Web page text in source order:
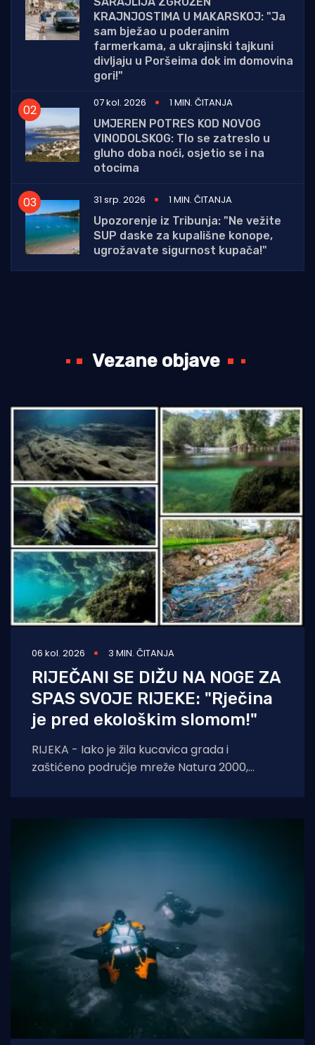
KRAJNJOSTIMA U MAKARSKOJ: "Ja
sam bježao u poderanim
farmerkama, a ukrajinski tajkuni
divljaju u Poršeima dok im domovina
gori!"
07 kol. 2026
1 MIN. ČITANJA
UMJEREN POTRES KOD NOVOG
VINODOLSKOG: Tlo se zatreslo u
gluho doba noći, osjetio se i na
otocima
31 srp. 2026
1 MIN. ČITANJA
Upozorenje iz Tribunja: "Ne vežite
SUP daske za kupališne konope,
ugrožavate sigurnost kupača!"
Vezane objave
06 kol. 2026 3 MIN. ČITANJA
RIJEČANI SE DIŽU NA NOGE ZA
SPAS SVOJE RIJEKE: "Rječina
je pred ekološkim slomom!"
RIJEKA - Iako je žila kucavica grada i
zaštićeno područje mreže Natura 2000,